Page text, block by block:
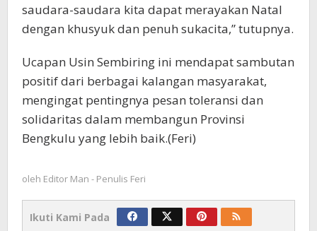
saudara-saudara kita dapat merayakan Natal
dengan khusyuk dan penuh sukacita,” tutupnya.
Ucapan Usin Sembiring ini mendapat sambutan
positif dari berbagai kalangan masyarakat,
mengingat pentingnya pesan toleransi dan
solidaritas dalam membangun Provinsi
Bengkulu yang lebih baik.(Feri)
oleh Editor Man - Penulis Feri
Ikuti Kami Pada